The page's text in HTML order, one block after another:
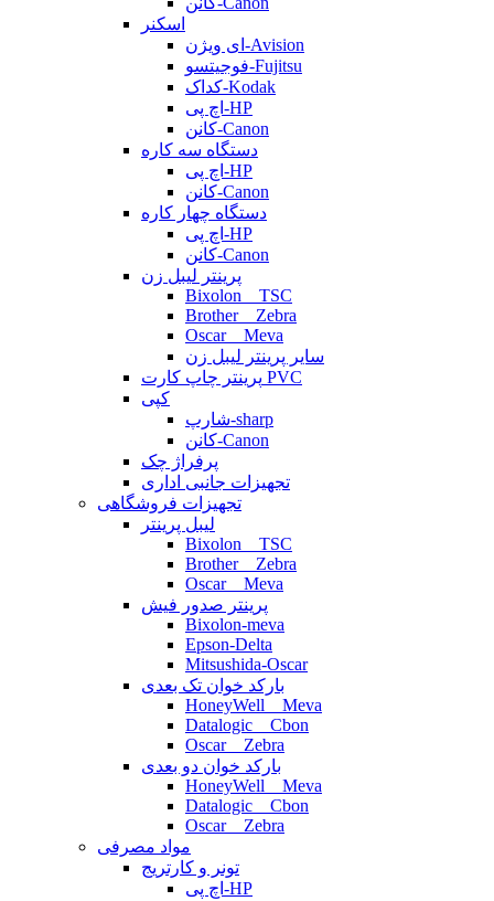
اسکنر
ای ویژن-Avision
فوجیتسو-Fujitsu
کداک-Kodak
اچ پی-HP
کانن-Canon
دستگاه سه کاره
اچ پی-HP
کانن-Canon
دستگاه چهار کاره
اچ پی-HP
کانن-Canon
پرینتر لیبل زن
Bixolon _ TSC
Brother _ Zebra
Oscar _ Meva
سایر پرینتر لیبل زن
پرینتر چاپ کارت PVC
کپی
شارپ-sharp
کانن-Canon
پرفراژ چک
تجهیزات جانبی اداری
تجهیزات فروشگاهی
لیبل پرینتر
Bixolon _ TSC
Brother _ Zebra
Oscar _ Meva
پرینتر صدور فیش
Bixolon-meva
Epson-Delta
Mitsushida-Oscar
بارکد خوان تک بعدی
HoneyWell _ Meva
Datalogic _ Cbon
Oscar _ Zebra
بارکد خوان دو بعدی
HoneyWell _ Meva
Datalogic _ Cbon
Oscar _ Zebra
مواد مصرفی
تونر و کارتریج
اچ پی-HP